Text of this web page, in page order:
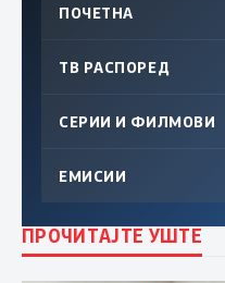
ПОЧЕТНА
ТВ РАСПОРЕД
СЕРИИ И ФИЛМОВИ
ЕМИСИИ
ПРОЧИТАЈТЕ УШТЕ